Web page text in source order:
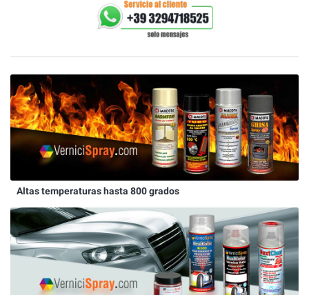
Altas temperaturas hasta 800 grados